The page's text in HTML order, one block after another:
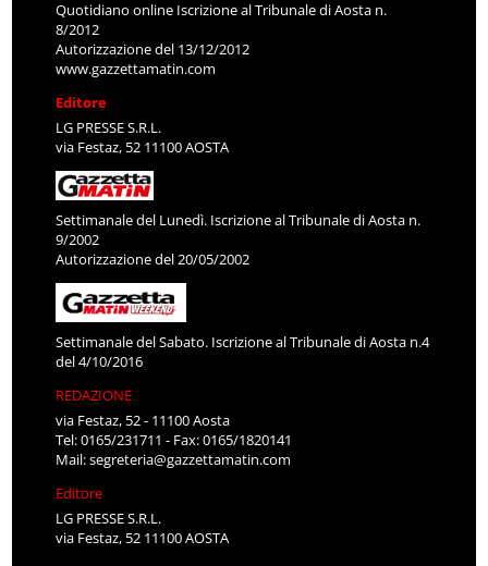
Quotidiano online Iscrizione al Tribunale di Aosta n.
8/2012
Autorizzazione del 13/12/2012
www.gazzettamatin.com
Editore
LG PRESSE S.R.L.
via Festaz, 52 11100 AOSTA
Settimanale del Lunedì. Iscrizione al Tribunale di Aosta n.
9/2002
Autorizzazione del 20/05/2002
Settimanale del Sabato. Iscrizione al Tribunale di Aosta n.4
del 4/10/2016
REDAZIONE
via Festaz, 52 - 11100 Aosta
Tel: 0165/231711 - Fax: 0165/1820141
Mail:segreteria@gazzettamatin.com
Editore
LG PRESSE S.R.L.
via Festaz, 52 11100 AOSTA